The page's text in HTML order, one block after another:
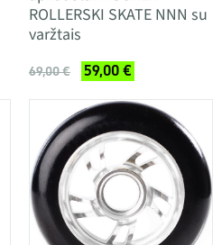
ROLLERSKI SKATE NNN su
varžtais
69,00 € 59,00 €